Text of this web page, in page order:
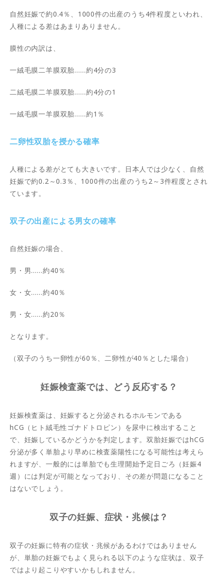
自然妊娠で約0.4％、1000件の出産のうち4件程度といわれ、
人種による差はあまりありません。
膜性の内訳は、
一絨毛膜二羊膜双胎……約4分の3
二絨毛膜二羊膜双胎……約4分の1
一絨毛膜一羊膜双胎……約1％
二卵性双胎を授かる確率
人種による差がとても大きいです。日本人では少なく、自然
妊娠で約0.2～0.3％、1000件の出産のうち2～3件程度とされ
ています。
双子の出産による男女の確率
自然妊娠の場合、
男・男……約40％
女・女……約40％
男・女……約20％
となります。
（双子のうち一卵性が60％、二卵性が40％とした場合）
妊娠検査薬では、どう反応する？
妊娠検査薬は、妊娠すると分泌されるホルモンである
hCG（ヒト絨毛性ゴナドトロピン）を尿中に検出すること
で、妊娠しているかどうかを判定します。双胎妊娠ではhCG
分泌が多く単胎より早めに検査薬陽性になる可能性は考えら
れますが、一般的には単胎でも生理開始予定日ごろ（妊娠4
週）には判定が可能となっており、その差が問題になること
はないでしょう。
双子の妊娠、症状・兆候は？
双子の妊娠に特有の症状・兆候があるわけではありません
が、単胎の妊娠でもよく見られる以下のような症状は、双子
ではより起こりやすいかもしれません。